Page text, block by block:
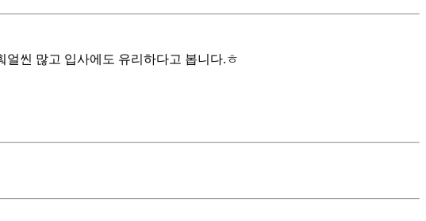
씬 많고 입사에도 유리하다고 봅니다.ㅎ